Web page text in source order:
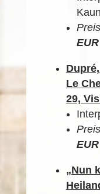
EUR
Le
29,
EUR
„Nun